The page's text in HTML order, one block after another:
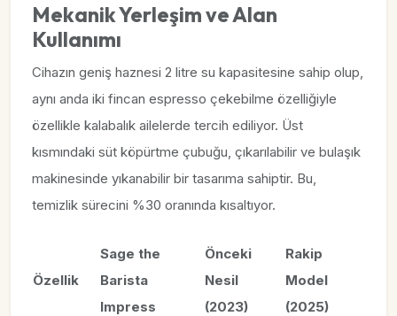
Mekanik Yerleşim ve Alan
Kullanımı
Cihazın geniş haznesi 2 litre su kapasitesine sahip olup,
aynı anda iki fincan espresso çekebilme özelliğiyle
özellikle kalabalık ailelerde tercih ediliyor. Üst
kısmındaki süt köpürtme çubuğu, çıkarılabilir ve bulaşık
makinesinde yıkanabilir bir tasarıma sahiptir. Bu,
temizlik sürecini %30 oranında kısaltıyor.
Özellik
Sage the
Barista
Impress
Önceki
Nesil
(2023)
Rakip
Model
(2025)